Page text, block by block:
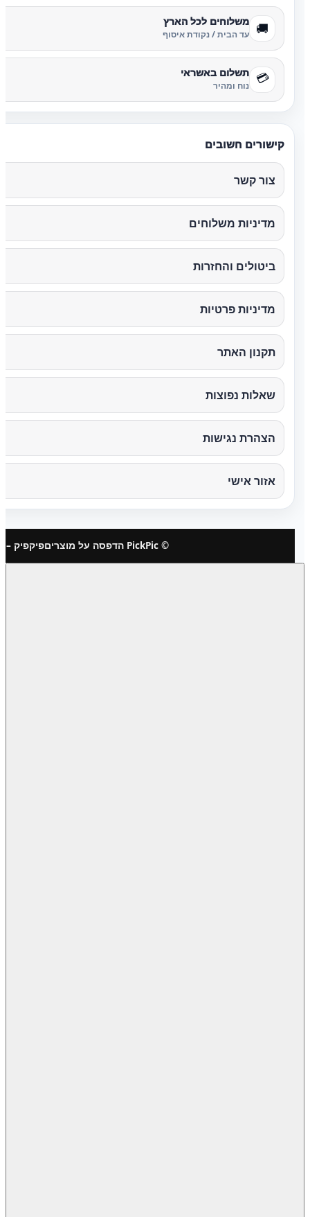
🚚 משלוחים לכל הארץ
עד הבית / נקודת איסוף
💳 תשלום באשראי
נוח ומהיר
קישורים חשובים
צור קשר
מדיניות משלוחים
ביטולים והחזרות
מדיניות פרטיות
תקנון האתר
שאלות נפוצות
הצהרת נגישות
אזור אישי
© PickPic הדפסה על מוצרים פיקפיק –